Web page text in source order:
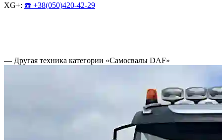
XG+: ☎️ +38(050)420-42-29
— Другая техника категории «Самосвалы DAF»